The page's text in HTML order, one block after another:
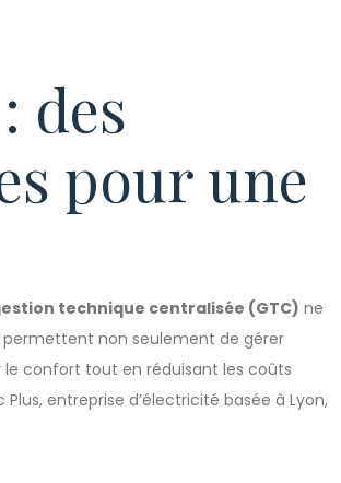
des
pour une
technique centralisée (GTC) ne
non seulement de gérer
confort tout en réduisant les coûts
entreprise d’électricité basée à Lyon,